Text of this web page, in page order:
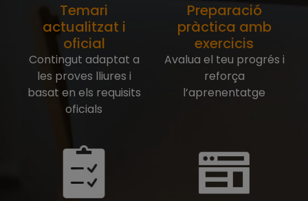
Temari
actualitzat i
oficial
Contingut adaptat a
les proves lliures i
basat en els requisits
oficials
Preparació
pràctica amb
exercicis
Avalua el teu progrés i
reforça
l’aprenentatge